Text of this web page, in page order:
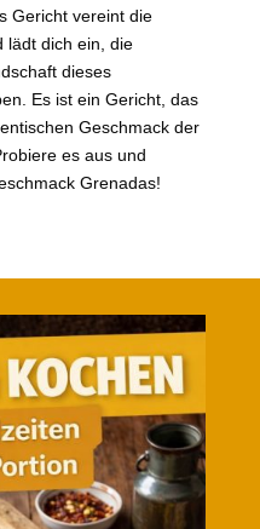
Gericht vereint die
lädt dich ein, die
dieses
Es ist ein Gericht, das
Geschmack der
es aus und
Grenadas!